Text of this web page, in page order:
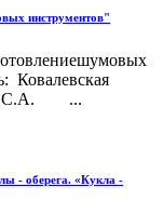
инструментов"
Ковалевская
С.А. ...
- оберега. «Кукла -